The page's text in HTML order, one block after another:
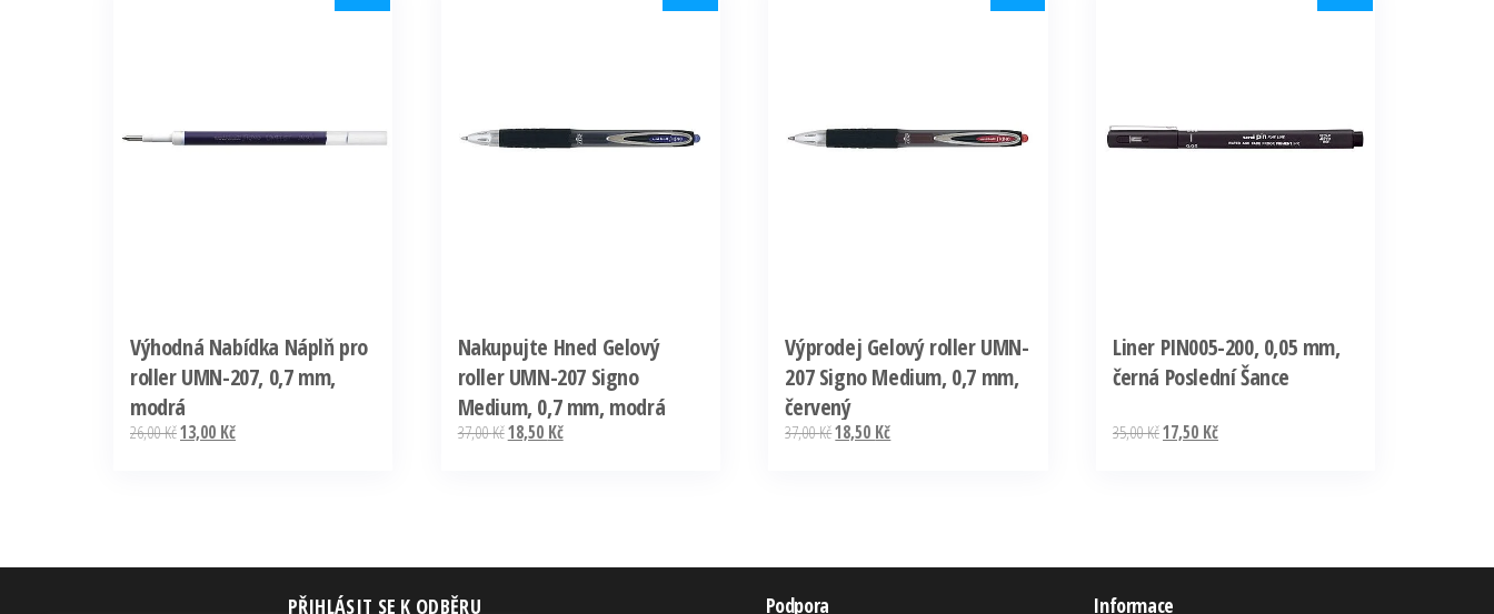
Výhodná Nabídka Náplň pro
roller UMN-207, 0,7 mm,
modrá
26,00Kč13,00 Kč
Nakupujte Hned Gelový
roller UMN-207 Signo
Medium, 0,7 mm, modrá
37,00Kč18,50 Kč
Výprodej Gelový roller UMN-
207 Signo Medium, 0,7 mm,
červený
37,00Kč18,50 Kč
Liner PIN005-200, 0,05 mm,
černá Poslední Šance
35,00Kč17,50 Kč
PŘIHLÁSIT SE K ODBĚRU Podpora Informace